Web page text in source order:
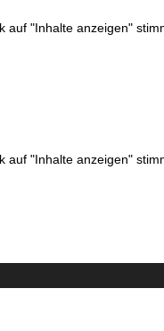
auf "Inhalte anzeigen"
auf "Inhalte anzeigen"